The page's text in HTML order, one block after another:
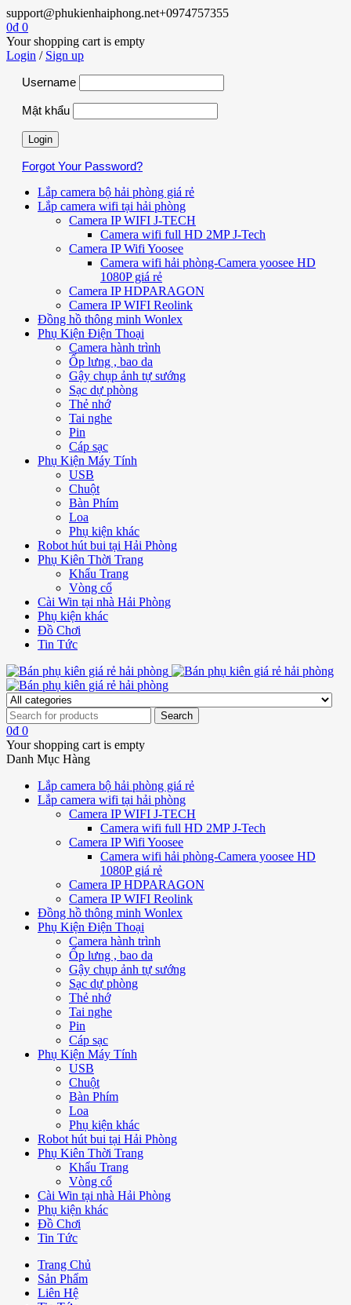
support@phukienhaiphong.net+0974757355
0₫ 0
Your shopping cart is empty
Login / Sign up
Username
Mật khẩu
Forgot Your Password?
Lắp camera bộ hải phòng giá rẻ
Lắp camera wifi tại hải phòng
Camera IP WIFI J-TECH
Camera wifi full HD 2MP J-Tech
Camera IP Wifi Yoosee
Camera wifi hải phòng-Camera yoosee HD
1080P giá rẻ
Camera IP HDPARAGON
Camera IP WIFI Reolink
Đồng hồ thông minh Wonlex
Phụ Kiện Điện Thoại
Camera hành trình
Ốp lưng , bao da
Gậy chụp ảnh tự sướng
Sạc dự phòng
Thẻ nhớ
Tai nghe
Pin
Cáp sạc
Phụ Kiện Máy Tính
USB
Chuột
Bàn Phím
Loa
Phụ kiện khác
Robot hút bui tại Hải Phòng
Phụ Kiên Thời Trang
Khẩu Trang
Vòng cổ
Cài Win tại nhà Hải Phòng
Phụ kiện khác
Đồ Chơi
Tin Tức
0₫ 0
Your shopping cart is empty
Danh Mục Hàng
Lắp camera bộ hải phòng giá rẻ
Lắp camera wifi tại hải phòng
Camera IP WIFI J-TECH
Camera wifi full HD 2MP J-Tech
Camera IP Wifi Yoosee
Camera wifi hải phòng-Camera yoosee HD
1080P giá rẻ
Camera IP HDPARAGON
Camera IP WIFI Reolink
Đồng hồ thông minh Wonlex
Phụ Kiện Điện Thoại
Camera hành trình
Ốp lưng , bao da
Gậy chụp ảnh tự sướng
Sạc dự phòng
Thẻ nhớ
Tai nghe
Pin
Cáp sạc
Phụ Kiện Máy Tính
USB
Chuột
Bàn Phím
Loa
Phụ kiện khác
Robot hút bui tại Hải Phòng
Phụ Kiên Thời Trang
Khẩu Trang
Vòng cổ
Cài Win tại nhà Hải Phòng
Phụ kiện khác
Đồ Chơi
Tin Tức
Trang Chủ
Sản Phẩm
Liên Hệ